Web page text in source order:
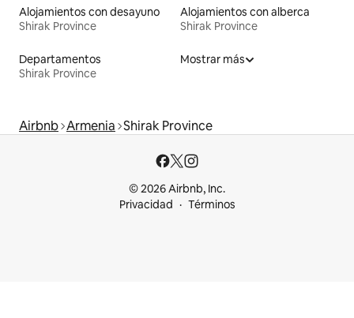
Alojamientos con desayuno
Shirak Province
Alojamientos con alberca
Shirak Province
Departamentos
Shirak Province
Mostrar más
Airbnb Armenia Shirak Province
© 2026 Airbnb, Inc.
Privacidad
Términos